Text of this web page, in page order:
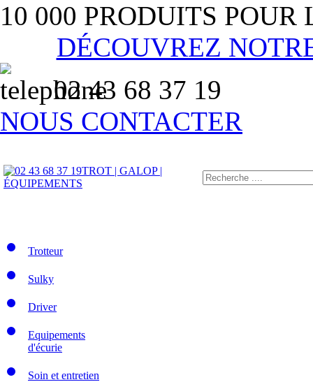
10 000 PRODUITS
DÉCOUVREZ
02 43 68 37 19
NOUS CONTACTER
TROT | GALOP |
ÉQUIPEMENTS
Trotteur
Sulky
Driver
Equipements
d'écurie
Soin et entretien